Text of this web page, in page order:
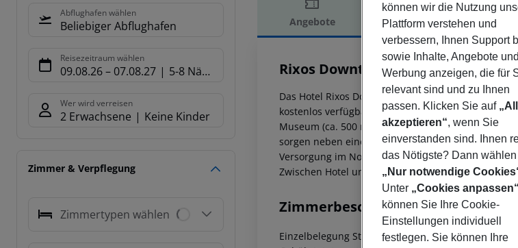
Abflughafen wählen
Beliebiger Abflughafen
Reisezeitraum wählen
09.08.26– 07.08.27 5-8 Nächte
Wer wird verreisen
2 Erwachsene Keine Kinder
Zimmer & Verpflegung
Zimmertypen wählen
Angebote Hotelbeschreibung
Hotelbeschreibung
Rixos Downtown Antalya - The
Das Hotel Rixos Downtown befindet sich ca. 300
kostenlos verfügbar. Die Stadt Antalya ist ca. 1
Museum (ca. 500 m), Kaleici (ca. 4 km), Glass
sorgen neben einem Mietwagen-Verleih auch ein
Versorgung im Notfall befindet sich ein
Zwischen Hotel und Flughafen verkehrt ein Shuttle
Zimmerbeschreibung
Einzelbelegung Standard Zimmer: Mit
können wir die Nutzung
Plattform verstehen und
verbessern, Ihnen Support
sowie Inhalte, Angebote und
Werbung anzeigen, die für
relevant sind und zu Ihnen
passen. Klicken Sie auf
akzeptieren“, wenn Sie
einverstanden sind. Ihnen
das Nötigste? Dann
„Nur notwendige
Unter „Cookies anpassen“
können Sie Ihre Cookie-
Einstellungen individuell
festlegen. Sie können Ihre